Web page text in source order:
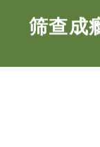
筛查成